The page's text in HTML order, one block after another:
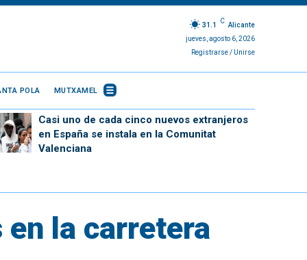
31.1
C
Alicante
jueves, agosto 6, 2026
Registrarse / Unirse
POLA MUTXAMEL
Casi uno de cada cinco nuevos extranjeros
en España se instala en la Comunitat
Valenciana
la carretera